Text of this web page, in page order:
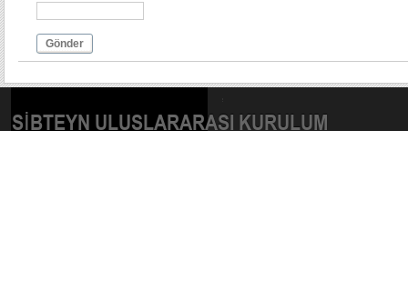
Gönder
SIBTEYN ULUSLARARASI KURULUM